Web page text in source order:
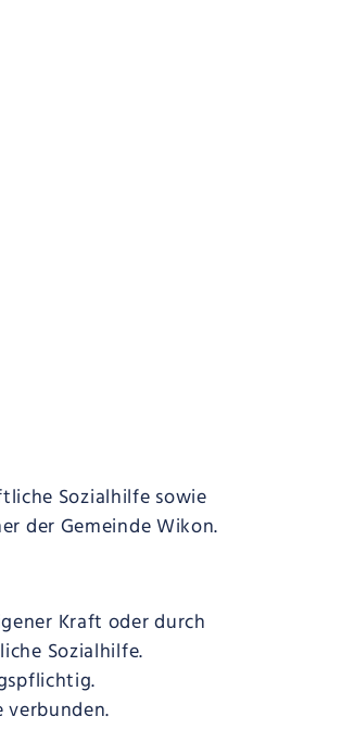
Sozialhilfe sowie
der Gemeinde Wikon.
Kraft oder durch
Sozialhilfe.